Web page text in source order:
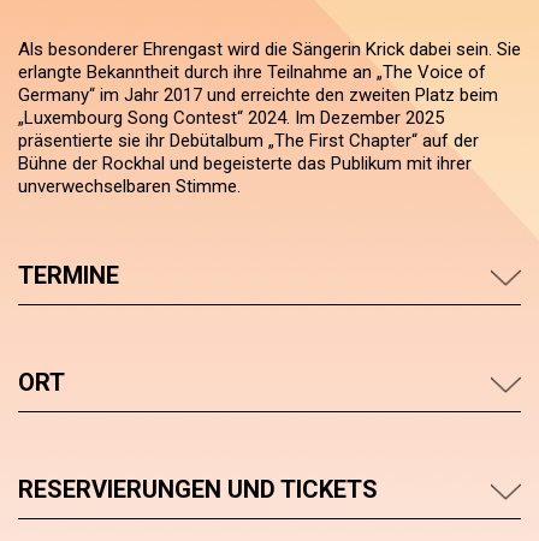
Als besonderer Ehrengast wird die Sängerin Krick dabei sein. Sie
erlangte Bekanntheit durch ihre Teilnahme an „The Voice of
Germany“ im Jahr 2017 und erreichte den zweiten Platz beim
„Luxembourg Song Contest“ 2024. Im Dezember 2025
präsentierte sie ihr Debütalbum „The First Chapter“ auf der
Bühne der Rockhal und begeisterte das Publikum mit ihrer
unverwechselbaren Stimme.
TERMINE
ORT
RESERVIERUNGEN UND TICKETS